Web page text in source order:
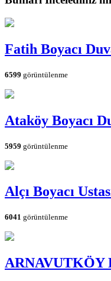
Fatih Boyacı
6599 görüntülenme
Ataköy Boyacı
5959 görüntülenme
Alçı Boyacı
6041 görüntülenme
ARNAVUTKÖY